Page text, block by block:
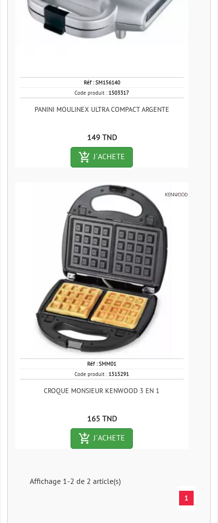
Réf :SM156140
Code produit : 1503317
PANINI MOULINEX ULTRA COMPACT ARGENTE
Prix
149 TND
add_shopping_cart-outlined
J´ACHETE
Réf :SMM01
Code produit : 1515291
CROQUE MONSIEUR KENWOOD 3 EN 1
Prix
165 TND
add_shopping_cart-outlined
J´ACHETE
Affichage 1-2 de 2 article(s)
1